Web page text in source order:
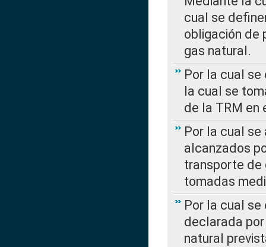
cual se
obligación de
gas natural.
Por la cual se
la cual se
de la TRM en
Por la cual
alcanzados
transporte de
tomadas
Por la cual
declarada
natural